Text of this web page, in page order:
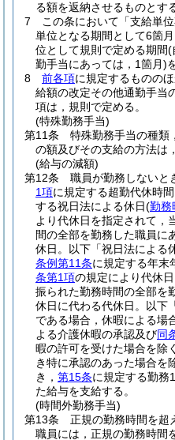
る額を返納させるものとす
7
この条において「支給単
単位となる期間として6箇
位として規則で定める期間(
勤手当にあっては，1箇月)
8
前各項に規定するものの
給額の改定その他通勤手当
項は，規則で定める。
(特殊勤務手当)
第11条
特殊勤務手当の種類
の額及びその支給の方法は
(給与の減額)
第12条
職員が勤務しないと
1項に規定する超勤代休時間
する祝日法による休日(勤務
より代休日を指定されて，
間の全部を勤務した職員に
休日。以下「祝日法による
条例第11条に規定する年末
条第1項の規定により代休
振られた勤務時間の全部を
休日に代わる代休日。以下
である場合，休暇による場
よる介護休暇の承認及び同
暇の許可を受けた場合を除
き特に承認のあった場合を
き， 第15条に規定する勤務
た給与を支給する。
(時間外勤務手当)
第13条
正規の勤務時間を超
職員には，正規の勤務時間